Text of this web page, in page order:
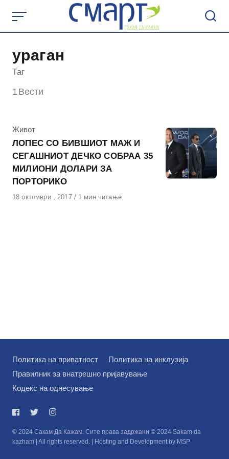
content
ураган
Таг
1 Вести
КАтегорија
Живот
ЛОПЕС СО БИВШИОТ МАЖ И
СЕГАШНИОТ ДЕЧКО СОБРАА 35
МИЛИОНИ ДОЛАРИ ЗА
ПОРТОРИКО
Објавено
18 октомври , 2017 1 мин читање
Политика на приватност
Политика на инклузија
Правилник за внатрешно пријавување
Кодекс на однесување
© 2024 Сакам Да Кажам. Сите права задржани © 2024 Sakam da
kazham | All rights reserved. | Hosting and Development by MSP